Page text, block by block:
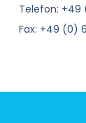
Telefon: +49
Fax: +49 (0)